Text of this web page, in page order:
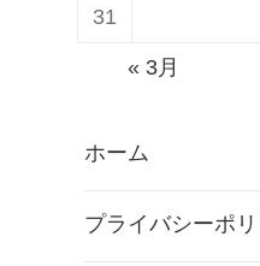
31
« 3月
ホーム
プライバシーポ